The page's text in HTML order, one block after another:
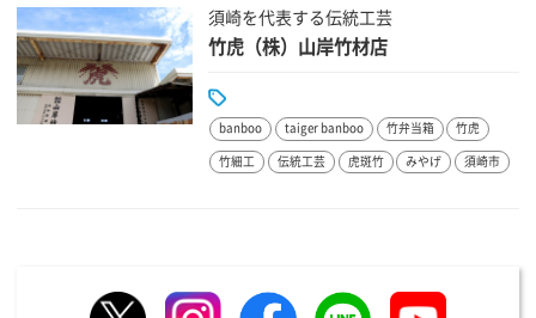
須崎を代表する伝統工芸
竹虎（株）山岸竹材店
banboo taiger banboo 竹弁当箱 竹虎
竹細工 伝統工芸 虎斑竹 みやげ 須崎市